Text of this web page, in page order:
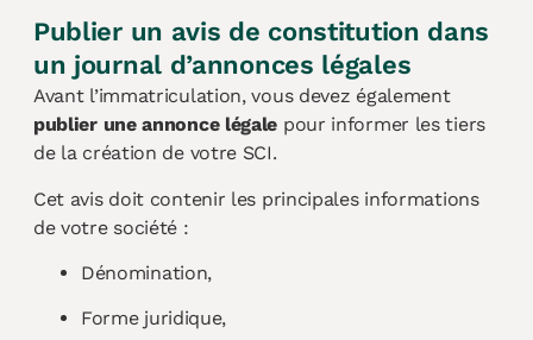
Publier un avis de constitution dans
un journal d’annonces légales
Avant l’immatriculation, vous devez également
publier une annonce légale pour informer les tiers
de la création de votre SCI.
Cet avis doit contenir les principales informations
de votre société :
Dénomination,
Forme juridique,